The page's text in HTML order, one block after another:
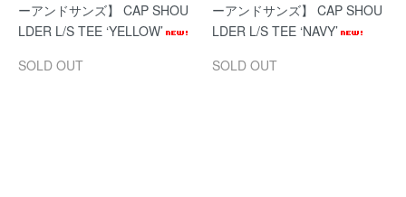
ーアンドサンズ】 CAP SHOU
LDER L/S TEE ‘YELLOW’
SOLD OUT
ーアンドサンズ】 CAP SHOU
LDER L/S TEE ‘NAVY’
SOLD OUT